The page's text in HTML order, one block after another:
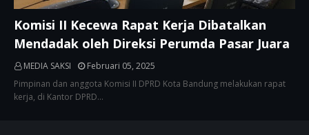
Komisi II Kecewa Rapat Kerja Dibatalkan
Mendadak oleh Direksi Perumda Pasar Juara
MEDIA SAKSI
Februari 05, 2025
Pimpinan dan anggota Komisi II DPRD Kota Bandung melakukan rapat
kerja, di Kantor DPRD…